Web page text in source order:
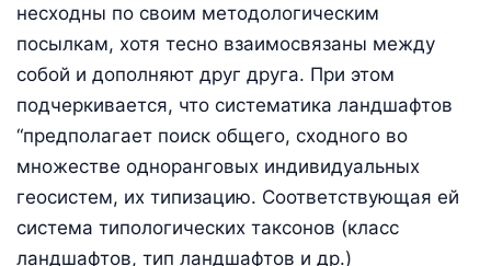
несходны по своим методологическим
посылкам, хотя тесно взаимосвязаны между
собой и дополняют друг друга. При этом
подчеркивается, что систематика ландшафтов
“предполагает поиск общего, сходного во
множестве одноранговых индивидуальных
геосистем, их типизацию. Соответствующая ей
система типологических таксонов (класс
ландшафтов, тип ландшафтов и др.)